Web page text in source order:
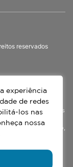
reservados
tendo as suas
inaciana – marca da
de ensino, espalhadas
Infantil à 3ª série do
Ensino Médio Noturno,
experiência
de redes
los nas
nossa